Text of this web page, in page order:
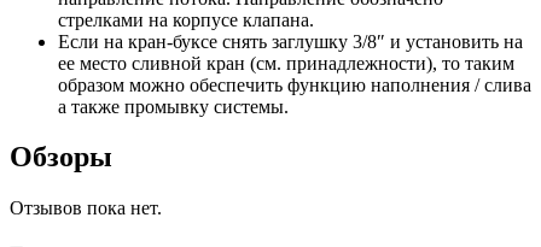
стрелками на корпусе клапана.
Если на кран-буксе снять заглушку 3/8″ и установить на
ее место сливной кран (см. принадлежности), то таким
образом можно обеспечить функцию наполнения / слива
а также промывку системы.
Обзоры
Отзывов пока нет.